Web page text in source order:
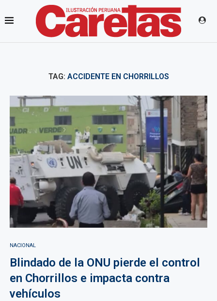
TAG: ACCIDENTE EN CHORRILLOS
NACIONAL
Blindado de la ONU pierde el control
en Chorrillos e impacta contra
vehículos